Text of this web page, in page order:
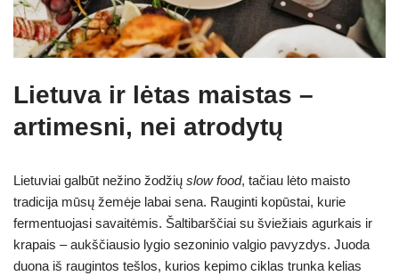
Lietuva ir lėtas maistas –
artimesni, nei atrodytų
Lietuviai galbūt nežino žodžių slow food, tačiau lėto maisto
tradicija mūsų žemėje labai sena. Rauginti kopūstai, kurie
fermentuojasi savaitėmis. Šaltibarščiai su šviežiais agurkais ir
krapais – aukščiausio lygio sezoninio valgio pavyzdys. Juoda
duona iš raugintos tešlos, kurios kepimo ciklas trunka kelias